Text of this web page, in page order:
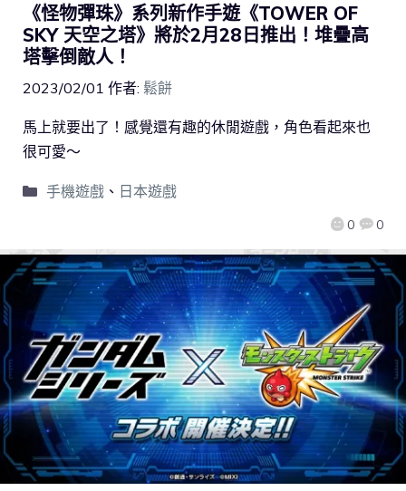
《怪物彈珠》系列新作手遊《TOWER OF
SKY 天空之塔》將於2月28日推出！堆疊高
塔擊倒敵人！
2023/02/01 作者: 鬆餅
0 0
馬上就要出了！感覺還有趣的休閒遊戲，角色看起來也
很可愛～
手機遊戲、 日本遊戲